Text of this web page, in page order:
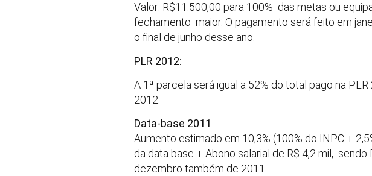
Valor: R$11.500,00 para 100% das metas ou
fechamento maior. O pagamento será feito em
o final de junho desse ano.
PLR 2012:
A 1ª parcela será igual a 52% do total pago na
2012.
Data-base 2011
Aumento estimado em 10,3% (100% do INPC +
da data base + Abono salarial de R$ 4,2 mil,
dezembro também de 2011